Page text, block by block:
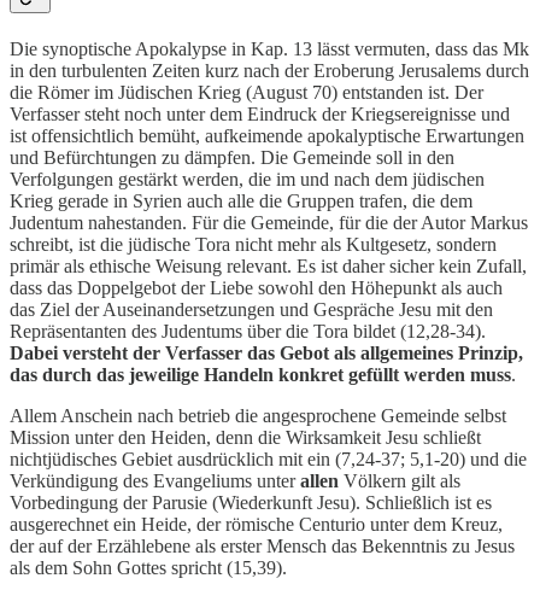
Die synoptische Apokalypse in Kap. 13 lässt vermuten, dass das Mk
in den turbulenten Zeiten kurz nach der Eroberung Jerusalems durch
die Römer im Jüdischen Krieg (August 70) entstanden ist. Der
Verfasser steht noch unter dem Eindruck der Kriegsereignisse und
ist offensichtlich bemüht, aufkeimende apokalyptische Erwartungen
und Befürchtungen zu dämpfen. Die Gemeinde soll in den
Verfolgungen gestärkt werden, die im und nach dem jüdischen
Krieg gerade in Syrien auch alle die Gruppen trafen, die dem
Judentum nahestanden. Für die Gemeinde, für die der Autor Markus
schreibt, ist die jüdische Tora nicht mehr als Kultgesetz, sondern
primär als ethische Weisung relevant. Es ist daher sicher kein Zufall,
dass das Doppelgebot der Liebe sowohl den Höhepunkt als auch
das Ziel der Auseinandersetzungen und Gespräche Jesu mit den
Repräsentanten des Judentums über die Tora bildet (12,28-34).
Dabei versteht der Verfasser das Gebot als allgemeines Prinzip,
das durch das jeweilige Handeln konkret gefüllt werden muss.
Allem Anschein nach betrieb die angesprochene Gemeinde selbst
Mission unter den Heiden, denn die Wirksamkeit Jesu schließt
nichtjüdisches Gebiet ausdrücklich mit ein (7,24-37; 5,1-20) und die
Verkündigung des Evangeliums unterallen Völkern gilt als
Vorbedingung der Parusie (Wiederkunft Jesu). Schließlich ist es
ausgerechnet ein Heide, der römische Centurio unter dem Kreuz,
der auf der Erzählebene als erster Mensch das Bekenntnis zu Jesus
als dem Sohn Gottes spricht (15,39).